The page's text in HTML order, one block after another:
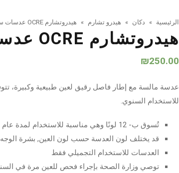
الرئيسية » دكان » هيدرو تشارم » هيدروتشارم OCRE عدسات سنوية
هيدروتشارم OCRE عدسات سنوية
₪250.00
للاستخدام السنوي.
تُسوق ب- 12 لونًا وهي مناسبة للاستخدام لمدة عام
قد يختلف لون العدسة حسب لون العين, بشرة
العدسات للاستخدام التجميلي فقط
توصي وزارة الصحة بإجراء فحص للعين مرة في